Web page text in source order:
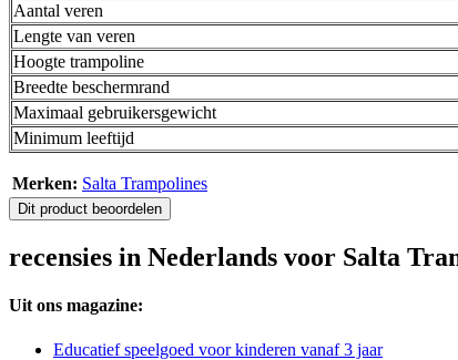
Aantal veren
Lengte van veren
Hoogte trampoline
Breedte beschermrand
Maximaal gebruikersgewicht
Minimum leeftijd
Merken: Salta Trampolines
Dit product beoordelen
recensies in Nederlands voor Salta
Uit ons magazine:
Educatief speelgoed voor kinderen vanaf 3 jaar